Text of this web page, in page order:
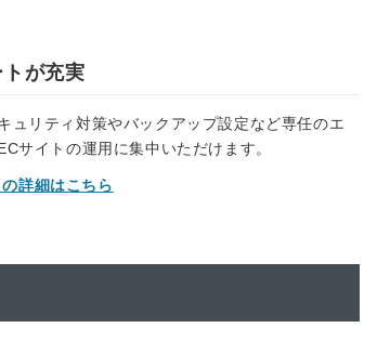
が充実
ュリティ対策やバックアップ設定など専任のエ
サイトの運用に集中いただけます。
詳細はこちら